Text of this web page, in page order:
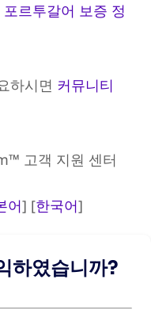
르투갈어 보증 정
하시면 커뮤니티
고객 지원 센터
어] [한국어]
하였습니까?